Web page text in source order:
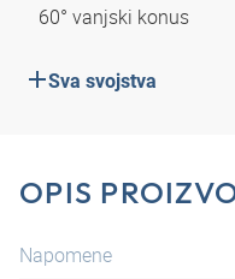
60° vanjski konus
Sva svojstva
OPIS
Napomene